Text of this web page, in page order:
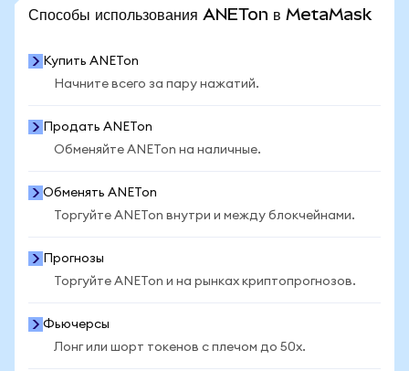
Способы использования ANETon в MetaMask
Купить ANETon
Начните всего за пару нажатий.
Продать ANETon
Обменяйте ANETon на наличные.
Обменять ANETon
Торгуйте ANETon внутри и между блокчейнами.
Прогнозы
Торгуйте ANETon и на рынках криптопрогнозов.
Фьючерсы
Лонг или шорт токенов с плечом до 50x.